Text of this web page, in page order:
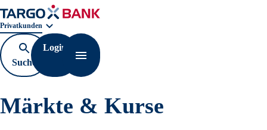
Geschäftsbereichnavigation. Aktuelle Auswahl:
Privatkunden
Suche
öffnen
Login
Navigation öffnen
Märkte & Kurse